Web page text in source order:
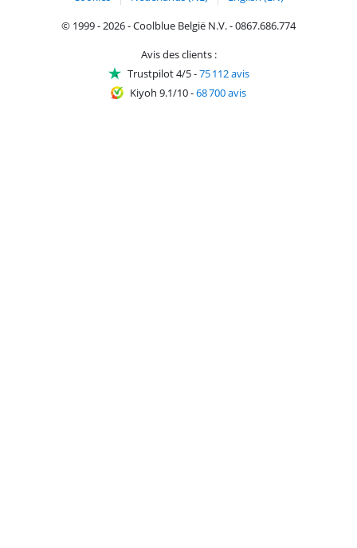
© 1999 - 2026 - Coolblue België N.V. - 0867.686.774
Avis des clients :
Trustpilot 4/5-75 112 avis
Kiyoh 9.1/10-68 700 avis